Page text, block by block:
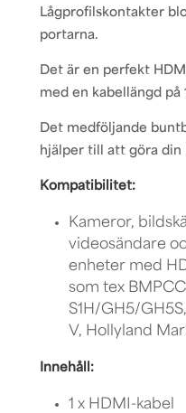
Lågprofilskontakter
portarna.
Det är en perfekt
med en kabellängd på
Det medföljande
hjälper till att göra din
Kompatibilitet:
Kameror,
videosändare
enheter med
som tex
S1H/GH5/
V, Hollyland
Innehåll:
1 x HDMI-kabel